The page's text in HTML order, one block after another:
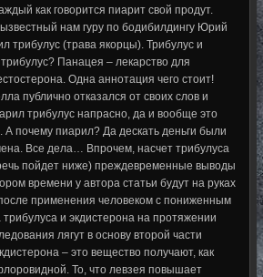
как говорится пиарит свой продут.
нам гуру по бодибилдингу Юрий
трибулус (трава якорцы). Трибулус и
Панацея – лекарство для
Одна аннотация чего стоит!
публично отказался от своих слов и
трибулус напрасно, да и вообще это
А почему пиарил? Да дескать деньги были
Все дела… Впрочем, насчет трибулуса
пойдет ниже) преждевременные выводы
времени у автора статьи будут на руках
применения человеком с пониженным
и экдистерона на протяжении
лягут в основу второй части
– это вещество получают, как
То, что левзея повышает